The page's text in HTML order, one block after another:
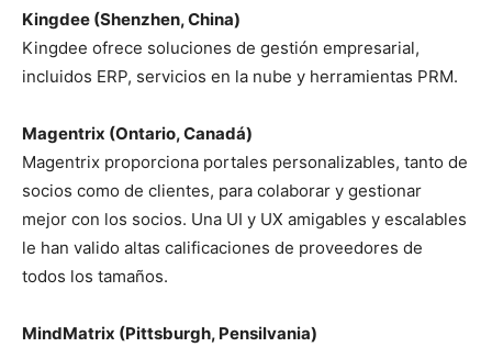
Kingdee (Shenzhen, China)
Kingdee ofrece soluciones de gestión empresarial,
incluidos ERP, servicios en la nube y herramientas PRM.
Magentrix (Ontario, Canadá)
Magentrix proporciona portales personalizables, tanto de
socios como de clientes, para colaborar y gestionar
mejor con los socios. Una UI y UX amigables y escalables
le han valido altas calificaciones de proveedores de
todos los tamaños.
MindMatrix (Pittsburgh, Pensilvania)